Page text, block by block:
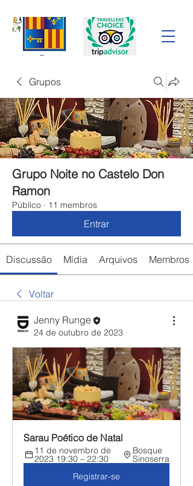
Grupos
Grupo Noite no Castelo Don
Ramon
Público · 11 membros
Entrar
Discussão Mídia Arquivos Membros
Voltar
Jenny Runge
24 de outubro de 2023 ·
Sarau Poético de Natal
11 de novembro de
2023 19:30 – 22:30
Bosque
Sinoserra
Registrar-se